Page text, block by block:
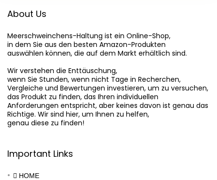
About Us
Meerschweinchens-Haltung ist ein Online-Shop,
in dem Sie aus den besten Amazon-Produkten
auswählen können, die auf dem Markt erhältlich sind.
Wir verstehen die Enttäuschung,
wenn Sie Stunden, wenn nicht Tage in Recherchen,
Vergleiche und Bewertungen investieren, um zu versuchen,
das Produkt zu finden, das Ihren individuellen
Anforderungen entspricht, aber keines davon ist genau das
Richtige. Wir sind hier, um Ihnen zu helfen,
genau diese zu finden!
Important Links
HOME